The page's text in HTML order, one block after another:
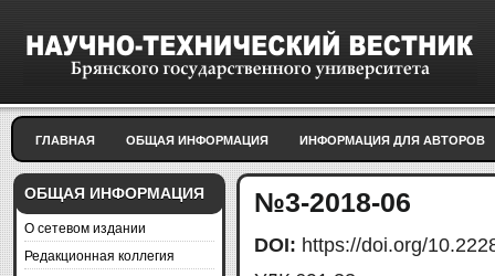
ГЛАВНАЯ ОБЩАЯ ИНФОРМАЦИЯ ИНФОРМАЦИЯ ДЛЯ АВТОРОВ
ОБЩАЯ ИНФОРМАЦИЯ
О сетевом издании
Редакционная коллегия
№3-2018-06
DOI: https://doi.org/